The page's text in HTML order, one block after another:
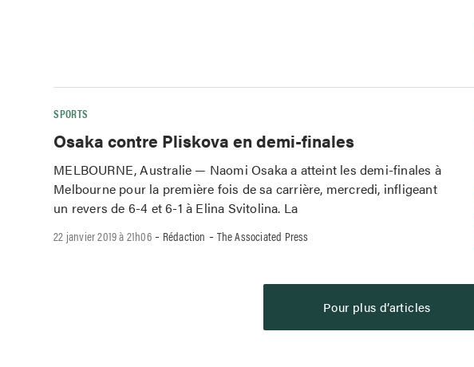
SPORTS
Osaka contre Pliskova en demi-finales
MELBOURNE, Australie — Naomi Osaka a atteint les demi-finales à
Melbourne pour la première fois de sa carrière, mercredi, infligeant
un revers de 6-4 et 6-1 à Elina Svitolina. La
22 janvier 2019 à 21h06- Rédaction -The Associated Press
Pour plus d’articles